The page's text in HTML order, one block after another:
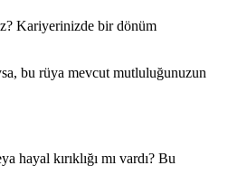
Kariyerinizde bir dönüm
bu rüya mevcut mutluluğunuzun
kırıklığı mı vardı? Bu